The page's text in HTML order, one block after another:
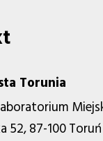
Torunia
52, 87-100 Toruń